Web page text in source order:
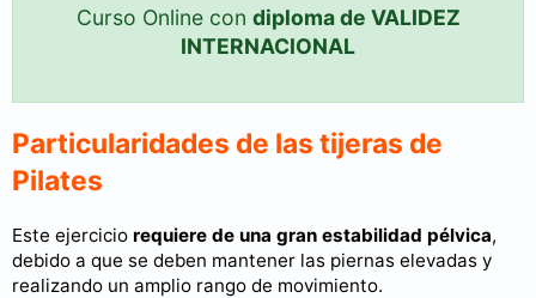
Curso Online con diploma de VALIDEZ
INTERNACIONAL
Particularidades de las tijeras de
Pilates
Este ejercicio requiere de una gran estabilidad pélvica,
debido a que se deben mantener las piernas elevadas y
realizando un amplio rango de movimiento.